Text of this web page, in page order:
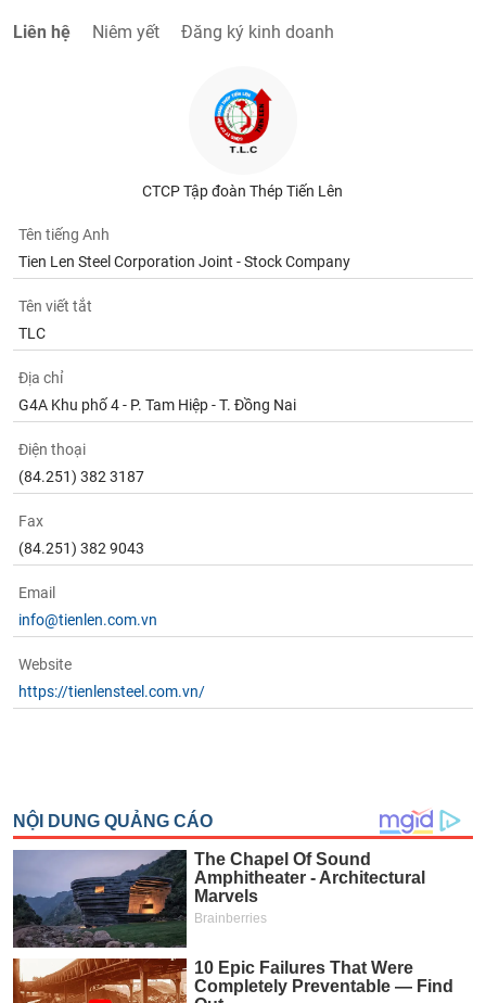
Liên hệ Niêm yết Đăng ký kinh doanh
CTCP Tập đoàn Thép Tiến Lên
Tên tiếng Anh
Tien Len Steel Corporation Joint - Stock Company
Tên viết tắt
TLC
Địa chỉ
G4A Khu phố 4 - P. Tam Hiệp - T. Đồng Nai
Điện thoại
(84.251) 382 3187
Fax
(84.251) 382 9043
Email
info@tienlen.com.vn
Website
https://tienlensteel.com.vn/